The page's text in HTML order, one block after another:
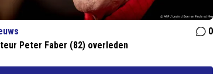
0
Peter Faber (82) overleden